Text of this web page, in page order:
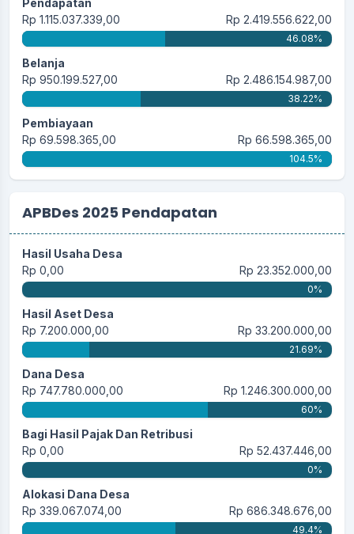
Rp 1.115.037.339,00
Rp 2.419.556.622,00
46.08%
Belanja
Rp 950.199.527,00
Rp 2.486.154.987,00
38.22%
Pembiayaan
Rp 69.598.365,00
Rp 66.598.365,00
104.5%
APBDes 2025 Pendapatan
Hasil Usaha Desa
Rp 0,00
Rp 23.352.000,00
0%
Hasil Aset Desa
Rp 7.200.000,00
Rp 33.200.000,00
21.69%
Dana Desa
Rp 747.780.000,00
Rp 1.246.300.000,00
60%
Bagi Hasil Pajak Dan Retribusi
Rp 0,00
Rp 52.437.446,00
0%
Alokasi Dana Desa
Rp 339.067.074,00
Rp 686.348.676,00
49.4%